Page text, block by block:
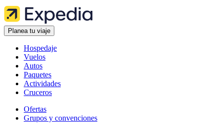
Planea tu viaje
Hospedaje
Vuelos
Autos
Paquetes
Actividades
Cruceros
Ofertas
Grupos y convenciones